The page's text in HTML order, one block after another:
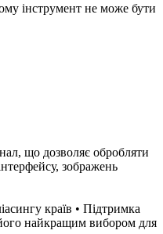
інструмент не може бути
що дозволяє обробляти
зображень
країв • Підтримка
його найкращим вибором для